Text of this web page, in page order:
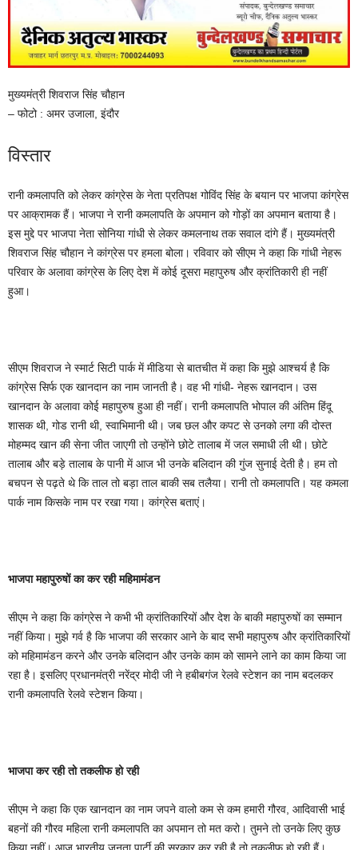
मुख्यमंत्री शिवराज सिंह चौहान
– फोटो : अमर उजाला, इंदौर
विस्तार
रानी कमलापति को लेकर कांग्रेस के नेता प्रतिपक्ष गोविंद सिंह के बयान पर भाजपा कांग्रेस
पर आक्रामक हैं। भाजपा ने रानी कमलापति के अपमान को गोड़ों का अपमान बताया है।
इस मुद्दे पर भाजपा नेता सोनिया गांधी से लेकर कमलनाथ तक सवाल दांगे हैं। मुख्यमंत्री
शिवराज सिंह चौहान ने कांग्रेस पर हमला बोला। रविवार को सीएम ने कहा कि गांधी नेहरू
परिवार के अलावा कांग्रेस के लिए देश में कोई दूसरा महापुरुष और क्रांतिकारी ही नहीं
हुआ।
सीएम शिवराज ने स्मार्ट सिटी पार्क में मीडिया से बातचीत में कहा कि मुझे आश्चर्य है कि
कांग्रेस सिर्फ एक खानदान का नाम जानती है। वह भी गांधी- नेहरू खानदान। उस
खानदान के अलावा कोई महापुरुष हुआ ही नहीं। रानी कमलापति भोपाल की अंतिम हिंदू
शासक थी, गोड रानी थी, स्वाभिमानी थी। जब छल और कपट से उनको लगा की दोस्त
मोहम्मद खान की सेना जीत जाएगी तो उन्होंने छोटे तालाब में जल समाधी ली थी। छोटे
तालाब और बड़े तालाब के पानी में आज भी उनके बलिदान की गुंज सुनाई देती है। हम तो
बचपन से पढ़ते थे कि ताल तो बड़ा ताल बाकी सब तलैया। रानी तो कमलापति। यह कमला
पार्क नाम किसके नाम पर रखा गया। कांग्रेस बताएं।
भाजपा महापुरुषों का कर रही महिमामंडन
सीएम ने कहा कि कांग्रेस ने कभी भी क्रांतिकारियों और देश के बाकी महापुरुषों का सम्मान
नहीं किया। मुझे गर्व है कि भाजपा की सरकार आने के बाद सभी महापुरुष और क्रांतिकारियों
को महिमामंडन करने और उनके बलिदान और उनके काम को सामने लाने का काम किया जा
रहा है। इसलिए प्रधानमंत्री नरेंद्र मोदी जी ने हबीबगंज रेलवे स्टेशन का नाम बदलकर
रानी कमलापति रेलवे स्टेशन किया।
भाजपा कर रही तो तकलीफ हो रही
सीएम ने कहा कि एक खानदान का नाम जपने वालो कम से कम हमारी गौरव, आदिवासी भाई
बहनों की गौरव महिला रानी कमलापति का अपमान तो मत करो। तुमने तो उनके लिए कुछ